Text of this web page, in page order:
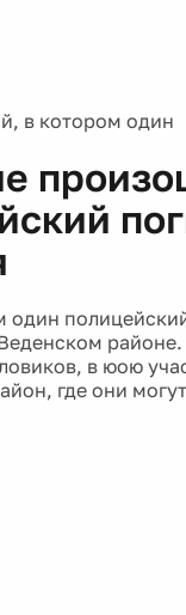
в котором один
один
районе.
в юою
где они могут